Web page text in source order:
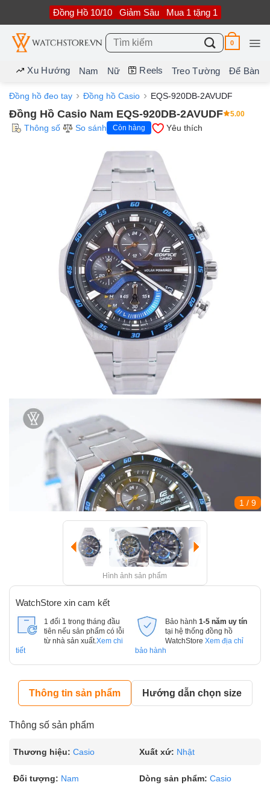
nội
dung
Đồng Hồ 10/10 Giảm Sâu Mua 1 tặng 1
Tìm
kiếm:
0
Xu Hướng Nam Nữ Reels Treo Tường Để Bàn
Đồng hồ đeo tay Đồng hồ Casio EQS-920DB-2AVUDF
Đồng Hồ Casio Nam EQS-920DB-2AVUDF 5.00
Thông số So sánh Còn hàng Yêu thích
1 / 9
Hình ảnh sản phẩm
WatchStore xin cam kết
1 đổi 1 trong tháng đầu
tiên nếu sản phẩm có lỗi
từ nhà sản xuất. Xem chi
tiết
Bảo hành 1-5 năm uy tín
tại hệ thống đồng hồ
WatchStore Xem địa chỉ
bảo hành
Thông tin sản phẩm Hướng dẫn chọn size
Thông số sản phẩm
Thương hiệu: Casio Xuất xứ: Nhật
Đối tượng: Nam Dòng sản phẩm: Casio